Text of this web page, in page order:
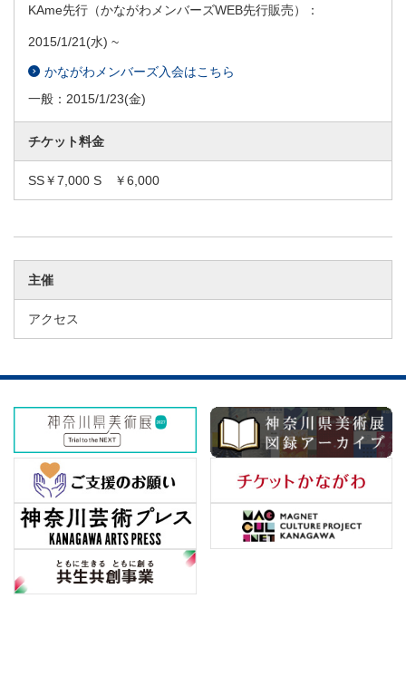
KAme先行（かながわメンバーズWEB先行販売）：
2015/1/21(水) ~
かながわメンバーズ入会はこちら
一般： 2015/1/23(金)
チケット料金
SS￥7,000 S ￥6,000
主催
アクセス